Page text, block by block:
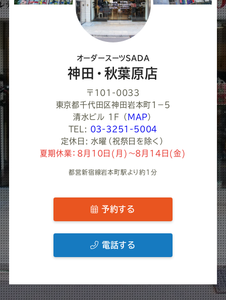
く
だ
い
オーダースーツSADA
神田・秋葉原店
〒101-0033
東京都千代田区神田岩本町1−５
清水ビル 1F
（ MAP）
TEL: 03-3251-5004
定休日: 水曜（祝祭日を除く）
夏期休業：8月10日(月)～8月14日(金)
都営新宿線岩本町駅より約1分
予約する
電話する